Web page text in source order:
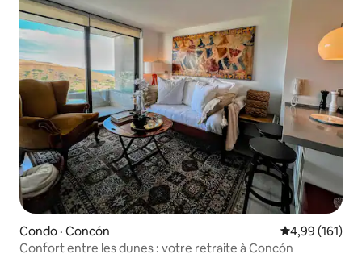
Condo · Concón Note
4,99 (161)
Confort entre les dunes : votre retraite à Concón